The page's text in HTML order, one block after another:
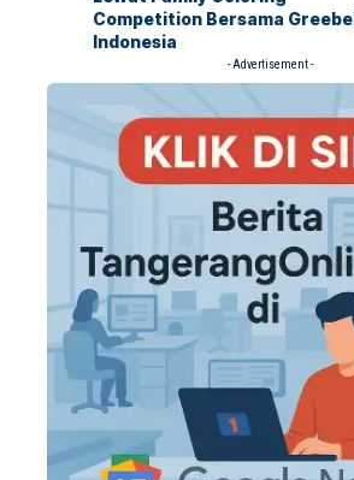
Competition Bersama Greebel
Indonesia
- Advertisement -